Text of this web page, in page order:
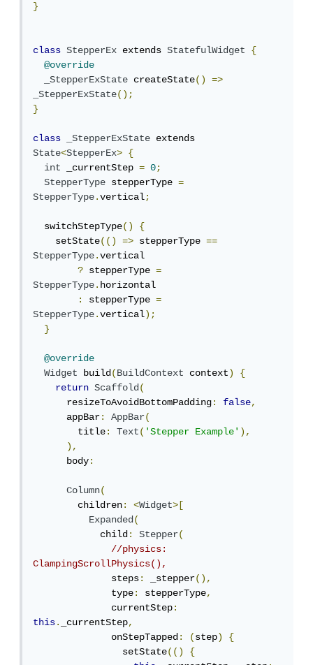
}
class StepperEx extends StatefulWidget
{
@override
_StepperExState createState()
=>
_StepperExState();
}
class _StepperExState
State<StepperEx>
{
int
_currentStep = 0;
StepperType stepperType =
StepperType.vertical;
  switchStepType
()
{
    setState
(() => stepperType ==
StepperType.vertical
? stepperType =
StepperType.horizontal
:
stepperType =
StepperType.vertical);
}
@override
Widget
build(BuildContext context)
{
return
Scaffold(
      resizeToAvoidBottomPadding
: false,
      appBar
: AppBar(
        title
: Text('Stepper Example'),
),
      body
:
Column(
        children
: <Widget>[
Expanded(
            child
: Stepper(
//physics:
ClampingScrollPhysics(),
              steps
: _stepper(),
              type
: stepperType,
              currentStep
:
this. _currentStep,
              onStepTapped
: (step)
{
                setState
(()
{